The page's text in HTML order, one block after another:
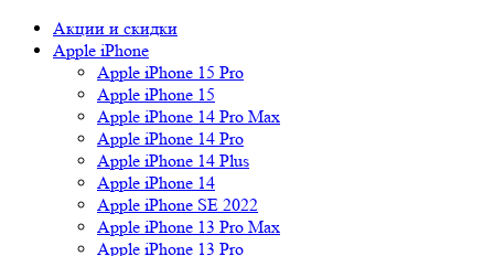
Акции и скидки
Apple iPhone
Apple iPhone 15 Pro
Apple iPhone 15
Apple iPhone 14 Pro Max
Apple iPhone 14 Pro
Apple iPhone 14 Plus
Apple iPhone 14
Apple iPhone SE 2022
Apple iPhone 13 Pro Max
Apple iPhone 13 Pro